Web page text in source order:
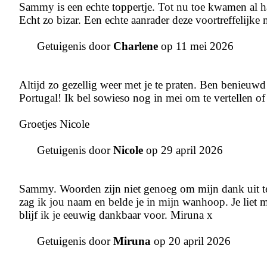
Sammy is een echte toppertje. Tot nu toe kwamen
Echt zo bizar. Een echte aanrader deze voortreffelijke
Getuigenis door Charlene op 11 mei 2026
Altijd zo gezellig weer met je te praten. Ben
Portugal! Ik bel sowieso nog in mei om te vertellen
Groetjes Nicole
Getuigenis doorNicole op 29 april 2026
Sammy. Woorden zijn niet genoeg om mijn dank uit
zag ik jou naam en belde je in mijn wanhoop. Je liet
blijf ik je eeuwig dankbaar voor. Miruna x
Getuigenis doorMiruna op 20 april 2026